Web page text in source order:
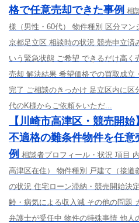
格で任意売却できた事例 相
様（男性・60代） 物件種別 区分マ
京都足立区 相談時の状況 競売申立済
いう緊急状態 ご希望 できるだけ高く
売却 解決結果 希望価格での買取成立
完了 ご相談のきっかけ 足立区内に区
代のK様からご依頼をいただ...
【川崎市高津区・競売開
不適格の難条件物件を任
例 相談者プロフィール・状況 項目
高津区在住） 物件種別 戸建て（接道
の状況 住宅ローン滞納・競売開始決
齢・病気による収入減 その他の問題
弁護士が受任中 物件の特殊事情 他人